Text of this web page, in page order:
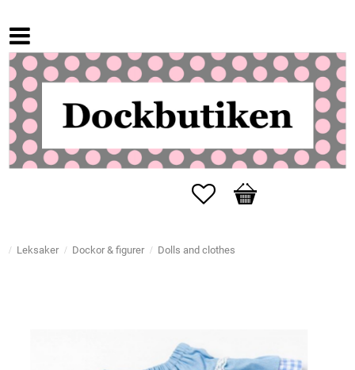
Favorites
Basket
Leksaker Dockor & figurer Dolls and clothes